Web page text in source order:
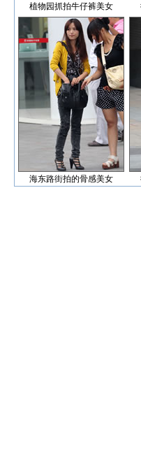
植物园抓拍牛仔裤美女
海东路街拍的骨感美女